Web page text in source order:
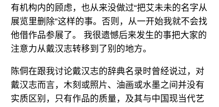
有机构内的顾虑，也从来没做过“把艾未未的名字从
展览里删除”这样的事。否则，从一开始我就不会找
他借作品参展了。 我很遗憾后来发生的事把大家的
注意力从戴汉志转移到了别的地方。
陈侗在跟我讨论戴汉志的辞典名录时曾经说过，对
戴汉志而言，木刻或照片、油画或水墨之间并没有
实质区别，只有作品的质量，及其与中国现当代艺